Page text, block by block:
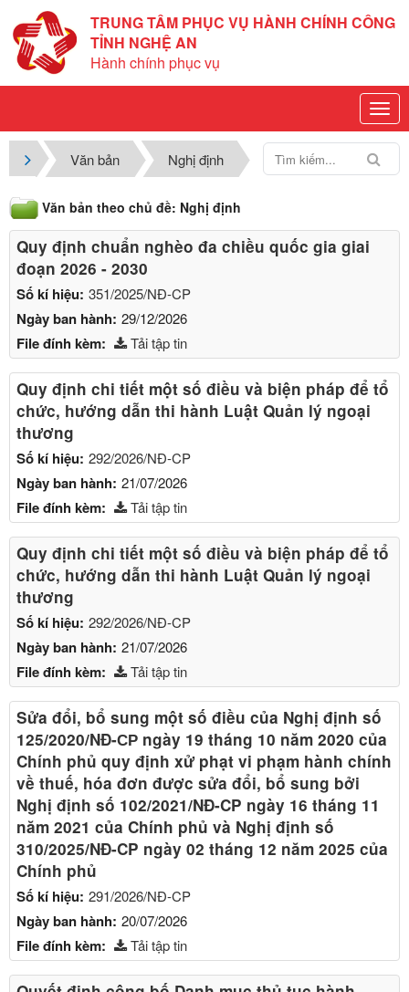
TRUNG TÂM PHỤC VỤ HÀNH CHÍNH CÔNG
TỈNH NGHỆ AN
Hành chính phục vụ
Văn bản Nghị định
Văn bản theo chủ đề: Nghị định
Quy định chuẩn nghèo đa chiều quốc gia giai
đoạn 2026 - 2030
Số kí hiệu: 351/2025/NĐ-CP
Ngày ban hành: 29/12/2026
File đính kèm: Tải tập tin
Quy định chi tiết một số điều và biện pháp để tổ
chức, hướng dẫn thi hành Luật Quản lý ngoại
thương
Số kí hiệu: 292/2026/NĐ-CP
Ngày ban hành: 21/07/2026
File đính kèm: Tải tập tin
Quy định chi tiết một số điều và biện pháp để tổ
chức, hướng dẫn thi hành Luật Quản lý ngoại
thương
Số kí hiệu: 292/2026/NĐ-CP
Ngày ban hành: 21/07/2026
File đính kèm: Tải tập tin
Sửa đổi, bổ sung một số điều của Nghị định số
125/2020/NĐ-СР ngày 19 tháng 10 năm 2020 của
Chính phủ quy định xử phạt vi phạm hành chính
về thuế, hóa đơn được sửa đổi, bổ sung bởi
Nghị định số 102/2021/NĐ-CP ngày 16 tháng 11
năm 2021 của Chính phủ và Nghị định số
310/2025/NĐ-CP ngày 02 tháng 12 năm 2025 của
Chính phủ
Số kí hiệu: 291/2026/NĐ-CP
Ngày ban hành: 20/07/2026
File đính kèm: Tải tập tin